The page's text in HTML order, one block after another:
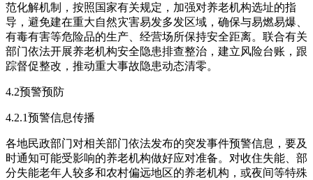
范化解机制，按照国家有关规定，加强对养老机构选址的指
导，避免建在重大自然灾害易发多发区域，确保与易燃易爆、
有毒有害等危险品的生产、经营场所保持安全距离。联合有关
部门依法开展养老机构安全隐患排查整治，建立风险台账，跟
踪督促整改，推动重大事故隐患动态清零。
4.2预警预防
4.2.1预警信息传播
各地民政部门对相关部门依法发布的突发事件预警信息，要及
时通知可能受影响的养老机构做好应对准备。对收住失能、部
分失能老年人较多和农村偏远地区的养老机构，或夜间等特殊